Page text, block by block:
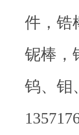
件，锆
铌棒，
钨、钼